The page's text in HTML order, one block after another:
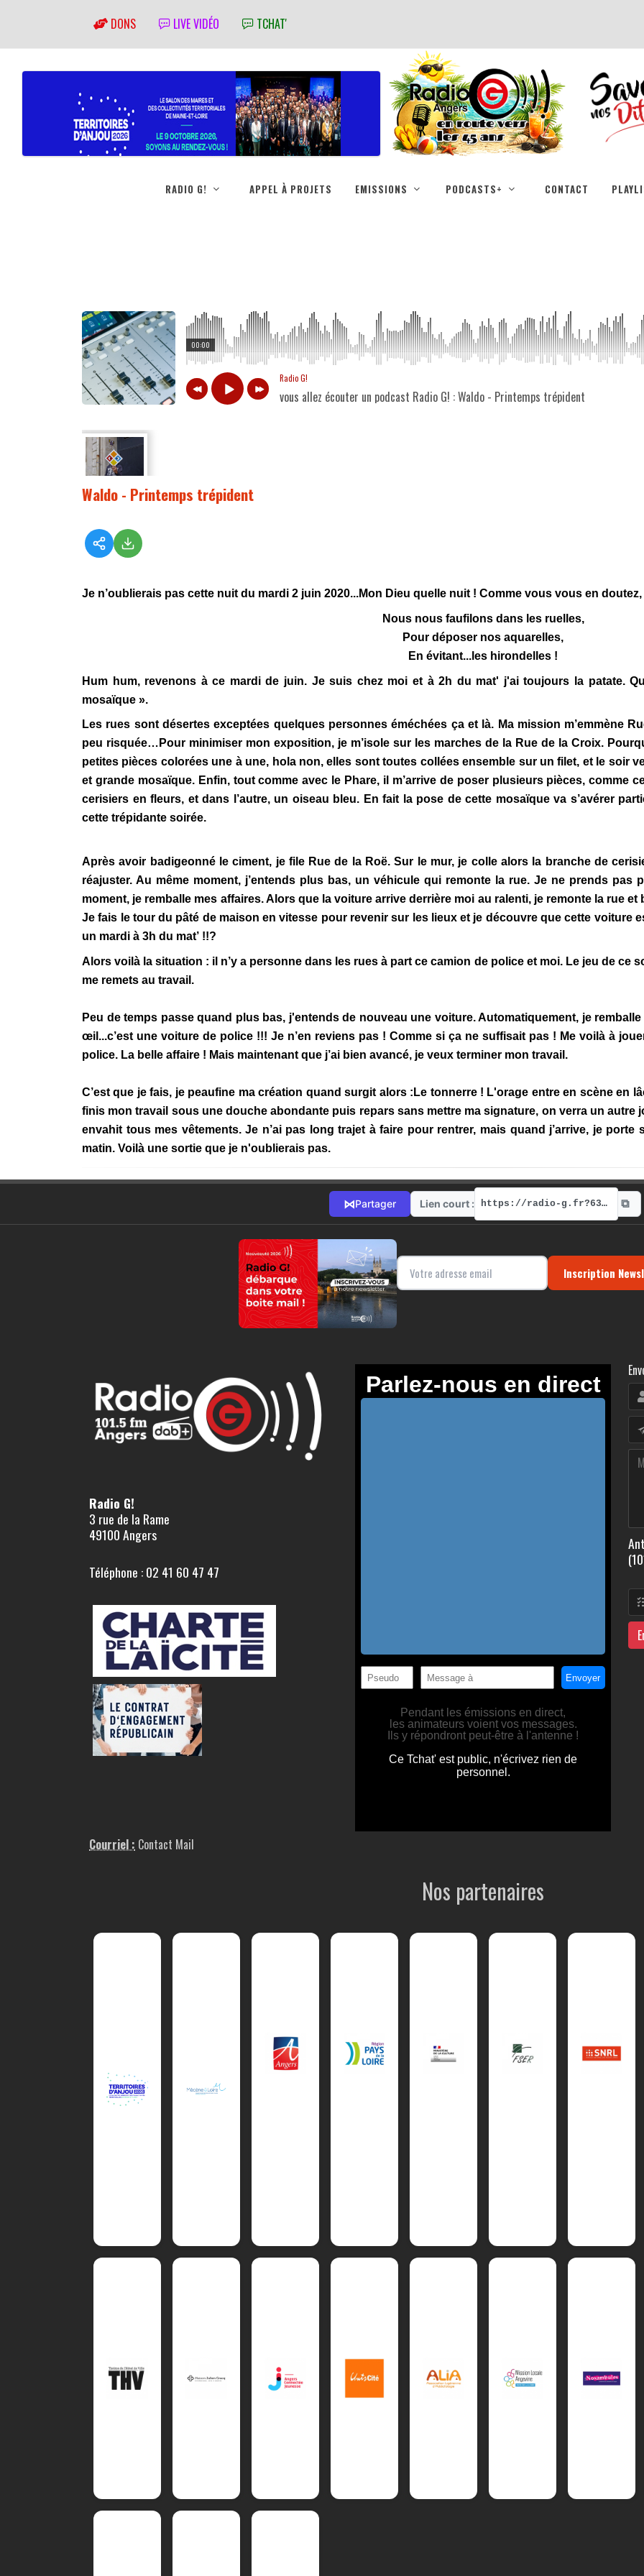
DONS LIVE VIDÉO TCHAT'
RADIO G! APPEL À PROJETS EMISSIONS PODCASTS+ CONTACT
00:00
Radio G!
vous allez écouter un podcast Radio G! : Waldo - Printemps trépident
Waldo - Printemps trépident
Je n’oublierais pas cette nuit du mardi 2 juin 2020...Mon Dieu quelle nuit ! Comme vous vous en
Nous nous faufilons dans les ruelles,
Pour déposer nos aquarelles,
En évitant...les hirondelles !
Hum hum, revenons à ce mardi de juin. Je suis chez moi et à 2h du mat' j'ai toujours la patate.
mosaïque ».
Les rues sont désertes exceptées quelques personnes éméchées ça et là. Ma mission m’emmène
peu risquée…Pour minimiser mon exposition, je m’isole sur les marches de la Rue de la Croix.
petites pièces colorées une à une, hola non, elles sont toutes collées ensemble sur un filet, et le soir
et grande mosaïque. Enfin, tout comme avec le Phare, il m’arrive de poser plusieurs pièces, comme
cerisiers en fleurs, et dans l’autre, un oiseau bleu. En fait la pose de cette mosaïque va s’avérer
cette trépidante soirée.
Après avoir badigeonné le ciment, je file Rue de la Roë. Sur le mur, je colle alors la branche de
réajuster. Au même moment, j’entends plus bas, un véhicule qui remonte la rue. Je ne prends pas
moment, je remballe mes affaires. Alors que la voiture arrive derrière moi au ralenti, je remonte la rue
Je fais le tour du pâté de maison en vitesse pour revenir sur les lieux et je découvre que cette voiture
un mardi à 3h du mat’ !!?
Alors voilà la situation : il n’y a personne dans les rues à part ce camion de police et moi. Le jeu de ce
me remets au travail.
Peu de temps passe quand plus bas, j'entends de nouveau une voiture. Automatiquement, je
œil...c’est une voiture de police !!! Je n’en reviens pas ! Comme si ça ne suffisait pas ! Me voilà à
police. La belle affaire ! Mais maintenant que j’ai bien avancé, je veux terminer mon travail.
C’est que je fais, je peaufine ma création quand surgit alors :Le tonnerre ! L'orage entre en scène en
finis mon travail sous une douche abondante puis repars sans mettre ma signature, on verra un autre
envahit tous mes vêtements. Je n’ai pas long trajet à faire pour rentrer, mais quand j’arrive, je
matin. Voilà une sortie que je n'oublierais pas.
⋈Partager Lien court : https://radio-g.fr?6332 ⧉
Inscription
Radio G!
3 rue de la Rame
49100 Angers
Téléphone : 02 41 60 47 47
Courriel : Contact Mail
Nos partenaires